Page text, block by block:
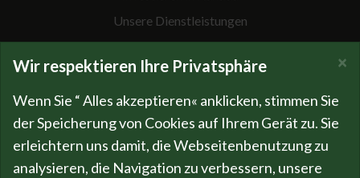
Unsere Dienstleistungen
Spezielle Projekte
Neuigkeiten
Firmengeschichte
Kompetenzen
Team
Fakten & Zahlen
×
Wir respektieren Ihre Privatsphäre
Wenn Sie “ Alles akzeptieren« anklicken, stimmen Sie
der Speicherung von Cookies auf Ihrem Gerät zu. Sie
erleichtern uns damit, die Webseitenbenutzung zu
analysieren, die Navigation zu verbessern, unsere